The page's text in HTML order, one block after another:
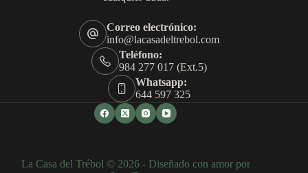
Correo electrónico:
info@lacasadeltrebol.com
Teléfono:
984 277 017 (Ext.5)
Whatsapp:
644 597 325
La Casa del Trébol © 2026 - Diseñado con amor por